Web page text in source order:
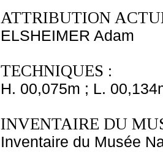
ATTRIBUTION
ELSHEIMER Adam
TECHNIQUES :
H. 00,075m ; L.
INVENTAIRE DU
Inventaire du Musée